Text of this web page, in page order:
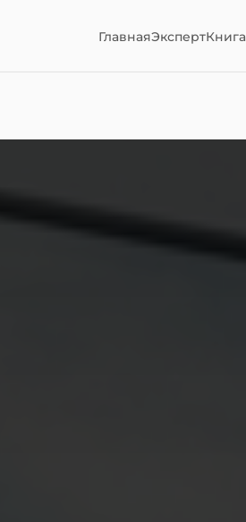
ГлавнаяЭкспертКнига